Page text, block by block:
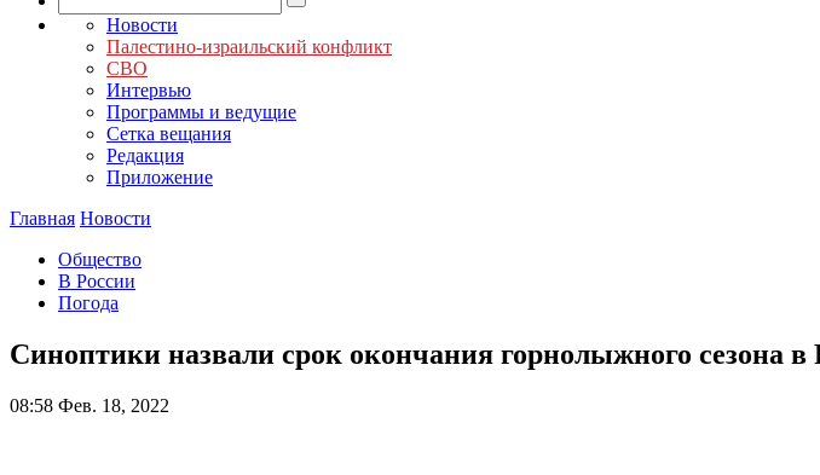
Новости
Палестино-израильский конфликт
СВО
Интервью
Программы и ведущие
Сетка вещания
Редакция
Приложение
Главная Новости
Общество
В России
Погода
Синоптики назвали срок окончания горнолыжного сезона в
08:58 Фев. 18, 2022